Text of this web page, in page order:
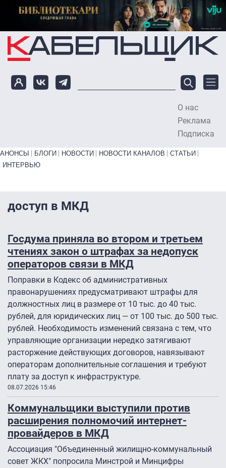
Перейти к основному содержанию
О нас
Реклама
Подписка
Primary links bottom
АНОНСЫ БЛОГИ НОВОСТИ НОВОСТИ КАНАЛОВ
СТАТЬИ
ИНТЕРВЬЮ
доступ в МКД
Госдума приняла во втором и третьем
чтениях закон о штрафах за недопуск
операторов связи в МКД
Поправки в Кодекс об административных
правонарушениях предусматривают штрафы для
должностных лиц в размере от 10 тыс. до 40 тыс.
рублей, для юридических лиц — от 100 тыс. до 500 тыс.
рублей. Необходимость изменений связана с тем, что
управляющие организации нередко затягивают
расторжение действующих договоров, навязывают
операторам дополнительные соглашения и требуют
плату за доступ к инфраструктуре.
08.07.2026 15:46
Коммунальщики выступили против
расширения полномочий интернет-
провайдеров в МКД
Ассоциация "Объединенный жилищно-коммунальный
совет ЖКХ" попросила Минстрой и Минцифры